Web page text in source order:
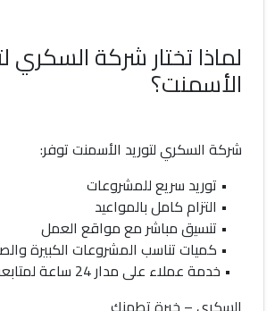
لماذا تختار شركة السكري
الأسمنت؟
شركة السكري لتوريد الأسمنت توفر:
• توريد سريع للمشروعات
• التزام كامل بالمواعيد
• تنسيق مباشر مع مواقع العمل
• كميات تناسب المشروعات الكبيرة
• خدمة عملاء على مدار 24 ساعة لمتابعة الشحنات